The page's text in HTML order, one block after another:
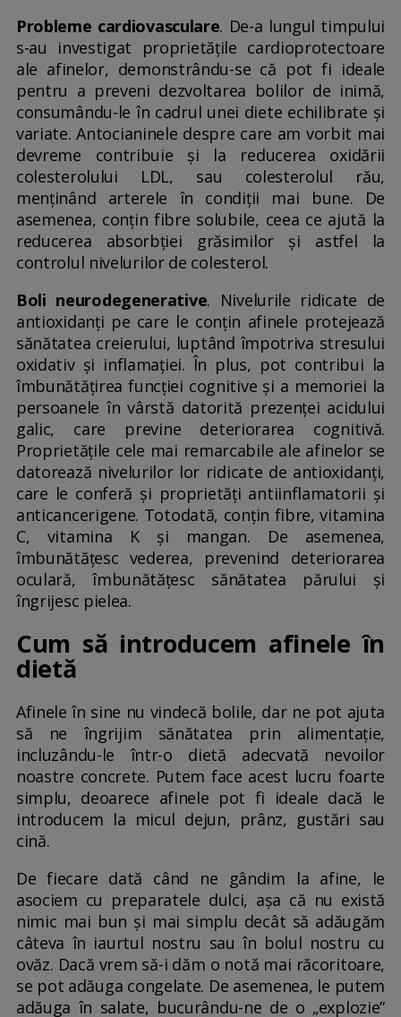
Probleme cardiovasculare. De-a lungul timpului
s-au investigat proprietățile cardioprotectoare
ale afinelor, demonstrându-se că pot fi ideale
pentru a preveni dezvoltarea bolilor de inimă,
consumându-le în cadrul unei diete echilibrate și
variate. Antocianinele despre care am vorbit mai
devreme contribuie și la reducerea oxidării
colesterolului LDL, sau colesterolul rău,
menținând arterele în condiții mai bune. De
asemenea, conțin fibre solubile, ceea ce ajută la
reducerea absorbției grăsimilor și astfel la
controlul nivelurilor de colesterol.
Boli neurodegenerative. Nivelurile ridicate de
antioxidanți pe care le conțin afinele protejează
sănătatea creierului, luptând împotriva stresului
oxidativ și inflamației. În plus, pot contribui la
îmbunătățirea funcției cognitive și a memoriei la
persoanele în vârstă datorită prezenței acidului
galic, care previne deteriorarea cognitivă.
Proprietățile cele mai remarcabile ale afinelor se
datorează nivelurilor lor ridicate de antioxidanți,
care le conferă și proprietăți antiinflamatorii și
anticancerigene. Totodată, conțin fibre, vitamina
C, vitamina K și mangan. De asemenea,
îmbunătățesc vederea, prevenind deteriorarea
oculară, îmbunătățesc sănătatea părului și
îngrijesc pielea.
Cum să introducem afinele în
dietă
Afinele în sine nu vindecă bolile, dar ne pot ajuta
să ne îngrijim sănătatea prin alimentație,
incluzându-le într-o dietă adecvată nevoilor
noastre concrete. Putem face acest lucru foarte
simplu, deoarece afinele pot fi ideale dacă le
introducem la micul dejun, prânz, gustări sau
cină.
De fiecare dată când ne gândim la afine, le
asociem cu preparatele dulci, așa că nu există
nimic mai bun și mai simplu decât să adăugăm
câteva în iaurtul nostru sau în bolul nostru cu
ovăz. Dacă vrem să-i dăm o notă mai răcoritoare,
se pot adăuga congelate. De asemenea, le putem
adăuga în salate, bucurându-ne de o „explozie”